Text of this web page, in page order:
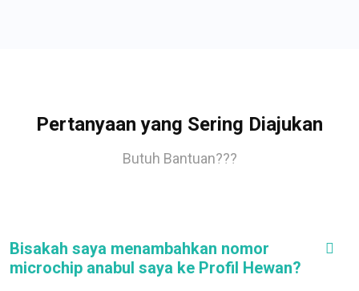
Pertanyaan yang Sering Diajukan
Butuh Bantuan???
Bisakah saya menambahkan nomor
microchip anabul saya ke Profil Hewan?